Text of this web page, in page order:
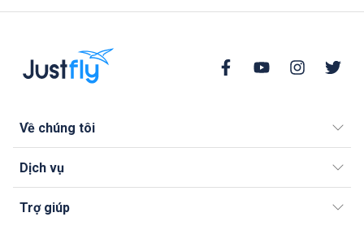
Về chúng tôi
Dịch vụ
Trợ giúp